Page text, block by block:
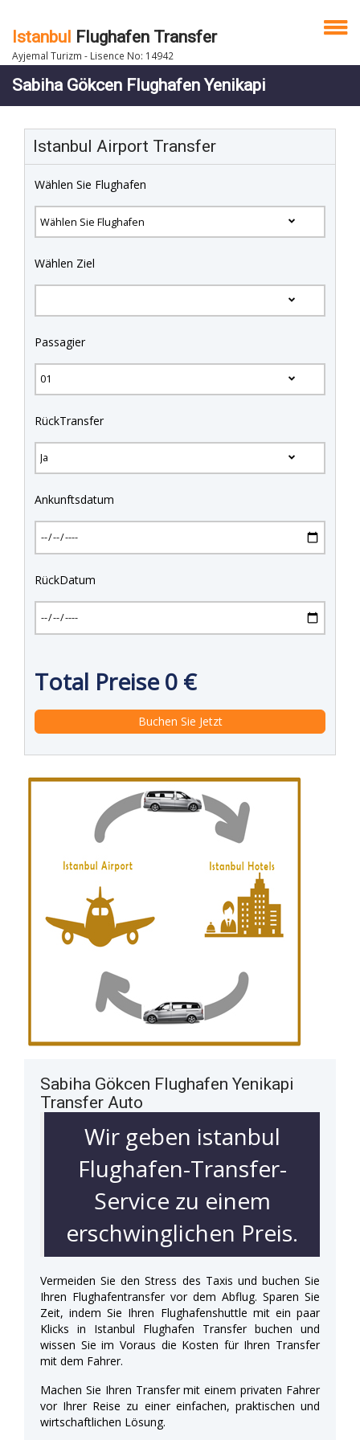
Istanbul Flughafen Transfer
Ayjemal Turizm - Lisence No: 14942
Sabiha Gökcen Flughafen Yenikapi
Istanbul Airport Transfer
Wählen Sie Flughafen
Wählen Ziel
Passagier
RückTransfer
Ankunftsdatum
RückDatum
Total Preise0 €
Sabiha Gökcen Flughafen Yenikapi
Transfer Auto
Wir geben istanbul
Flughafen-Transfer-
Service zu einem
erschwinglichen Preis.
Vermeiden Sie den Stress des Taxis und buchen Sie
Ihren Flughafentransfer vor dem Abflug. Sparen Sie
Zeit, indem Sie Ihren Flughafenshuttle mit ein paar
Klicks in Istanbul Flughafen Transfer buchen und
wissen Sie im Voraus die Kosten für Ihren Transfer
mit dem Fahrer.
Machen Sie Ihren Transfer mit einem privaten Fahrer
vor Ihrer Reise zu einer einfachen, praktischen und
wirtschaftlichen Lösung.